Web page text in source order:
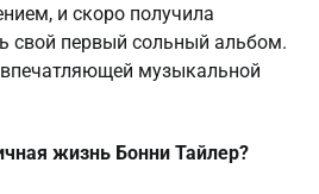
и скоро получила
свой первый сольный альбом.
музыкальной
жизнь Бонни Тайлер?